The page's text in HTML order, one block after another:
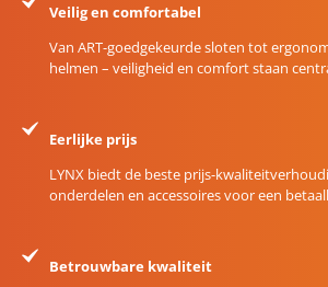
Veilig en comfortabel
Van ART-goedgekeurde sloten tot
helmen – veiligheid en comfort staan
Eerlijke prijs
LYNX biedt de beste prijs-
onderdelen en accessoires voor een
Betrouwbare kwaliteit